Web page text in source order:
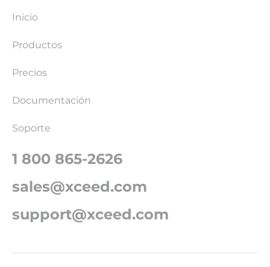
Inicio
Productos
Precios
Documentación
Soporte
1 800 865-2626
sales@xceed.com
support@xceed.com